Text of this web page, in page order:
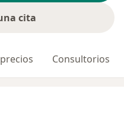
cita
Consultorios